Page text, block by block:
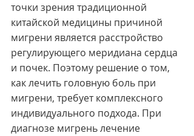
точки зрения традиционной
китайской медицины причиной
мигрени является расстройство
регулирующего меридиана сердца
и почек. Поэтому решение о том,
как лечить головную боль при
мигрени, требует комплексного
индивидуального подхода. При
диагнозе мигрень лечение